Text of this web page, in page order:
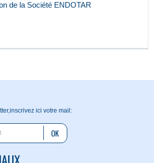
de la Société ENDOTAR
inscrivez ici votre mail:
OK